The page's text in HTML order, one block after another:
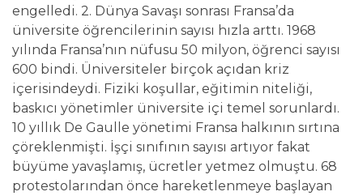
engelledi. 2. Dünya Savaşı sonrası Fransa’da
üniversite öğrencilerinin sayısı hızla arttı. 1968
yılında Fransa’nın nüfusu 50 milyon, öğrenci sayısı
600 bindi. Üniversiteler birçok açıdan kriz
içerisindeydi. Fiziki koşullar, eğitimin niteliği,
baskıcı yönetimler üniversite içi temel sorunlardı.
10 yıllık De Gaulle yönetimi Fransa halkının sırtına
çöreklenmişti. İşçi sınıfının sayısı artıyor fakat
büyüme yavaşlamış, ücretler yetmez olmuştu. 68
protestolarından önce hareketlenmeye başlayan